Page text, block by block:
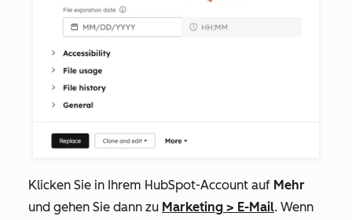
Klicken Sie in Ihrem HubSpot-Account auf Mehr
und gehen Sie dann zu Marketing > E-Mail. Wenn